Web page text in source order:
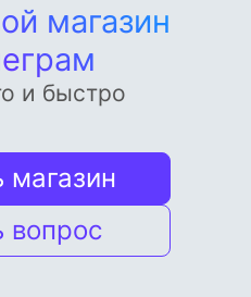
магазин
и быстро
вопрос
магазин